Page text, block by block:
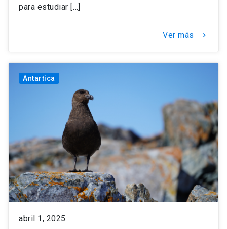
para estudiar […]
Ver más keyboard_arrow_right
Antartica
abril 1, 2025